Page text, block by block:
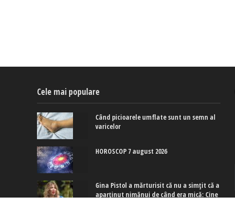
Cele mai populare
Când picioarele umflate sunt un semn al
varicelor
HOROSCOP 7 august 2026
Gina Pistol a mărturisit că nu a simțit că a
aparținut nimănui de când era mică: Cine